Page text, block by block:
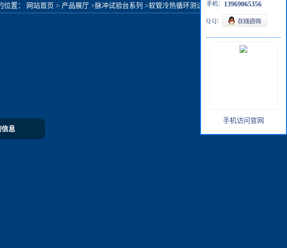
位置： 网站首页 > 产品展厅 >脉冲试验台系列 >软管冷热循环测试仪器-非标制造
信息
手机： 13969065356
Q Q：
手机访问官网